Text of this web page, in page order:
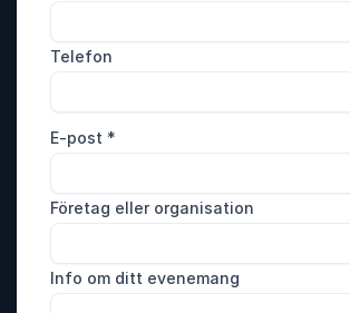
Telefon
E-post *
Företag eller organisation
Info om ditt evenemang